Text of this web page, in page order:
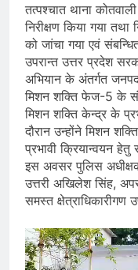
तत्पश्चात थाना
निरीक्षण किया गया तथा
को जांचा गया एवं
उपरान्त उत्तर प्रदेश
अभियान के अंतर्गत
मिशन शक्ति फेज-5 के
मिशन शक्ति केन्द्र के
दौरान उन्होंने मिशन
प्रभावी क्रियान्वयन
इस अवसर पुलिस
उत्तरी अखिलेश सिंह,
समस्त क्षेत्राधिकारीगण
Video
Player